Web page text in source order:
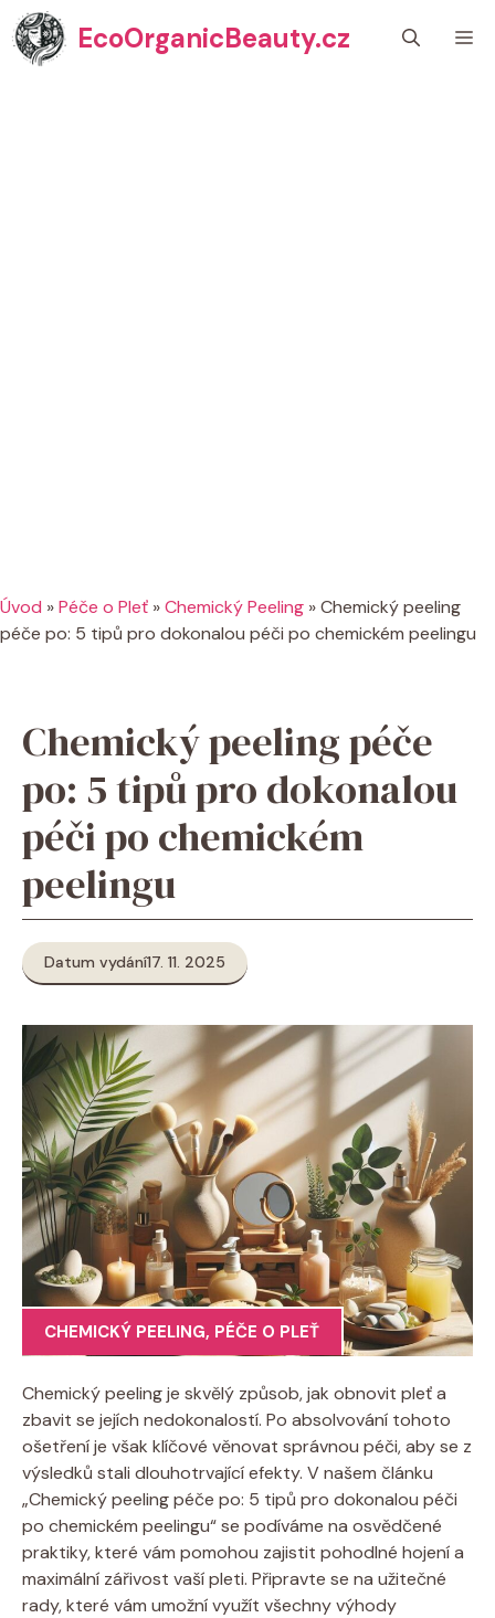
Přeskočit
na
obsah
EcoOrganicBeauty.cz
Úvod »Péče o Pleť »Chemický Peeling »Chemický peeling
péče po: 5 tipů pro dokonalou péči po chemickém peelingu
Chemický peeling péče
po: 5 tipů pro dokonalou
péči po chemickém
peelingu
Datum vydání17. 11. 2025
CHEMICKÝ PEELING, PÉČE O PLEŤ
Chemický peeling je skvělý způsob, jak obnovit pleť a
zbavit se jejích nedokonalostí. Po absolvování tohoto
ošetření je však klíčové věnovat správnou péči, aby se z
výsledků stali dlouhotrvající efekty. V našem článku
„Chemický peeling péče po: 5 tipů pro dokonalou péči
po chemickém peelingu“ se podíváme na osvědčené
praktiky, které vám pomohou zajistit pohodlné hojení a
maximální zářivost vaší pleti. Připravte se na užitečné
rady, které vám umožní využít všechny výhody